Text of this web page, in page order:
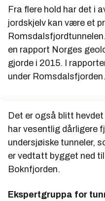
Fra flere hold har det i
jordskjelv kan være et
en rapport Norges
gjorde i 2015. I
under Romsdalsfjorden.
Det er også blitt
har vesentlig dårligere
undersjøiske tunneler,
er vedtatt bygget ned
Boknfjorden.
Ekspertgruppa for